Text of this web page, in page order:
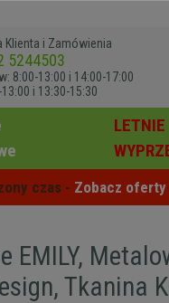
Klienta i Zamówienia
5244503
8:00-13:00 i 14:00-17:00
13:00 i 13:30-15:30
LETNIE
czas - Zobacz oferty
EMILY,
Tkanina